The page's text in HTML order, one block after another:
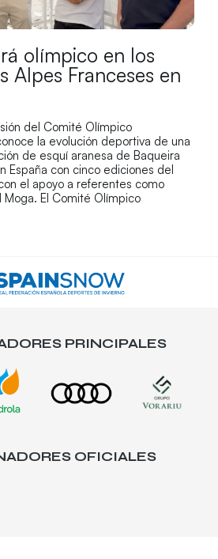
olímpico en los
Alpes Franceses en
del Comité Olímpico
la evolución deportiva de una
de esquí aranesa de Baqueira
España con cinco ediciones del
el apoyo a referentes como
Moga. El Comité Olímpico
PRINCIPALES
OFICIALES